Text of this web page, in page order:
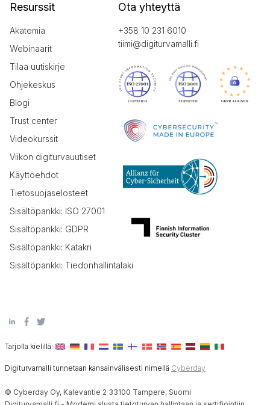
Resurssit
Akatemia
Webinaarit
Tilaa uutiskirje
Ohjekeskus
Blogi
Trust center
Videokurssit
Viikon digiturvauutiset
Käyttöehdot
Tietosuojaselosteet
Sisältöpankki: ISO 27001
Sisältöpankki: GDPR
Sisältöpankki: Katakri
Sisältöpankki: Tiedonhallintalaki
Ota yhteyttä
+358 10 231 6010
tiimi@digiturvamalli.fi
Tarjolla kielillä:
Digiturvamalli tunnetaan kansainvälisesti nimellä Cyberday
© Cyberday Oy, Kalevantie 2 33100 Tampere, Suomi